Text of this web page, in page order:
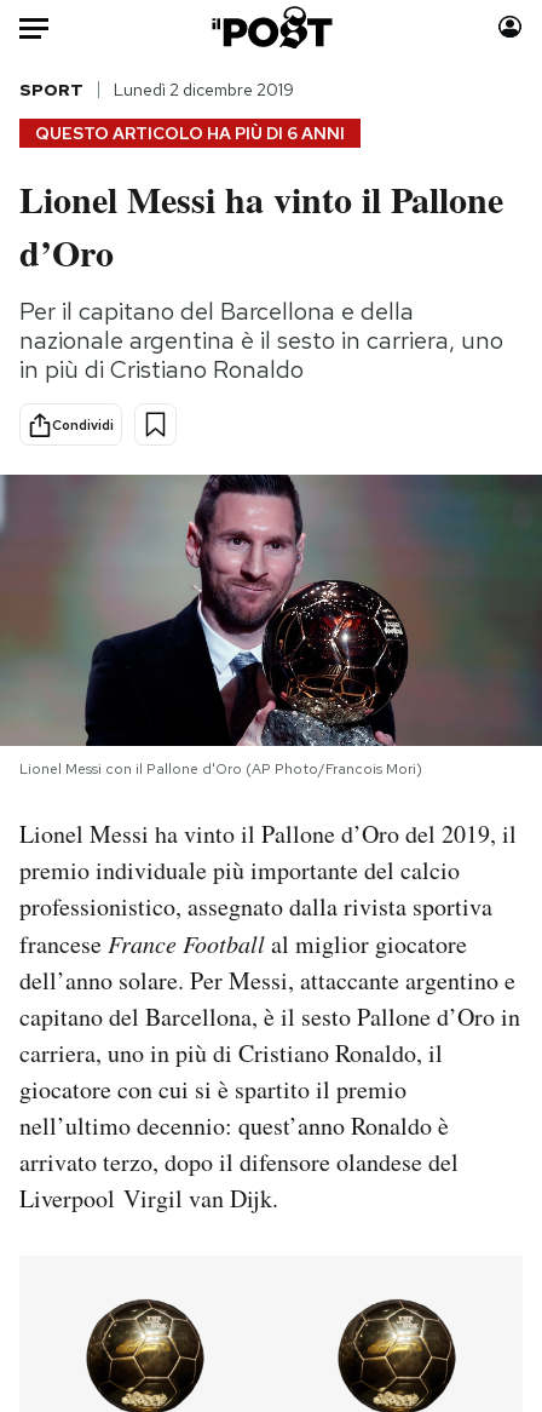
Auto
HOME
Italia
Politica
Tecnologia
Internet
Scienza
Cultura
Economia
Moda
Storie/Idee
Ok Boomer!
NEWSLETTER
I MIEI PREFERITI
SHOP
CALENDARIO
AREA PERSONALE
Newsletter
Notifiche mobile
Regala il Post
Hai bisogno di aiuto?
Esci
QUESTO ARTICOLO HA PIÙ DI 6 ANNI
SPORT Lunedì 2 dicembre 2019
Lionel Messi ha vinto il Pallone
d’Oro
Per il capitano del Barcellona e della
nazionale argentina è il sesto in carriera, uno
in più di Cristiano Ronaldo
Condividi
Lionel Messi con il Pallone d'Oro (AP Photo/Francois Mori)
Lionel Messi ha vinto il Pallone d’Oro del 2019, il
premio individuale più importante del calcio
professionistico, assegnato dalla rivista sportiva
franceseFrance Footballal miglior giocatore
dell’anno solare. Per Messi, attaccante argentino e
capitano del Barcellona, è il sesto Pallone d’Oro in
carriera, uno in più di Cristiano Ronaldo, il
giocatore con cui si è spartito il premio
nell’ultimo decennio: quest’anno Ronaldo è
arrivato terzo, dopo il difensore olandese del
Liverpool Virgil van Dijk.